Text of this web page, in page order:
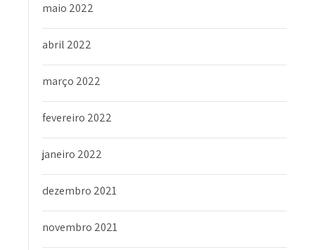
maio 2022
abril 2022
março 2022
fevereiro 2022
janeiro 2022
dezembro 2021
novembro 2021